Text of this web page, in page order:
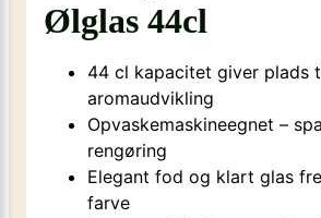
Ølglas 44cl
44 cl kapacitet giver plads
aromaudvikling
Opvaskemaskineegnet –
rengøring
Elegant fod og klart glas
farve